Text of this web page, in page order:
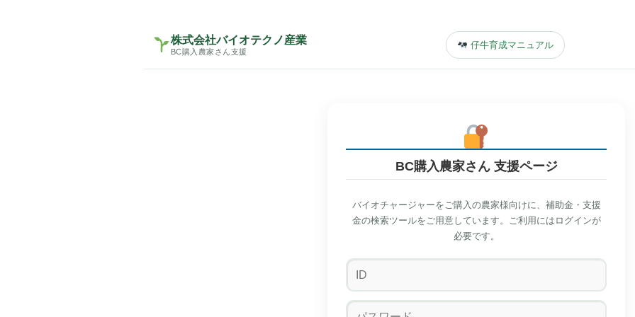
株式会社バイオテクノ産業
BC購入農家さん支援
仔牛育成マニュアル
BC購入農家さん 支援ページ
バイオチャージャーをご購入の農家様向けに、補助金・支援
金の検索ツールをご用意しています。ご利用にはログインが
必要です。